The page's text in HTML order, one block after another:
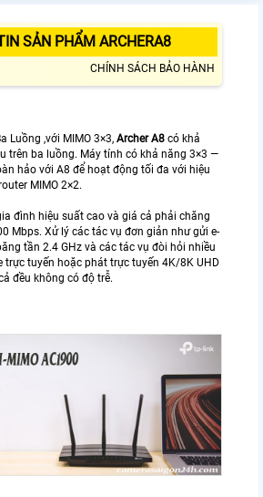
SẢN PHẨM ARCHERA8
CHÍNH SÁCH BẢO HÀNH
Luồng ,với MIMO 3×3, Archer A8 có khả
trên ba luồng. Máy tính có khả năng 3×3 —
hảo với A8 để hoạt động tối đa với hiệu
MIMO 2×2.
đình hiệu suất cao và giá cả phải chăng
Mbps. Xử lý các tác vụ đơn giản như gửi e-
tần 2.4 GHz và các tác vụ đòi hỏi nhiều
trực tuyến hoặc phát trực tuyến 4K/8K UHD
đều không có độ trễ.